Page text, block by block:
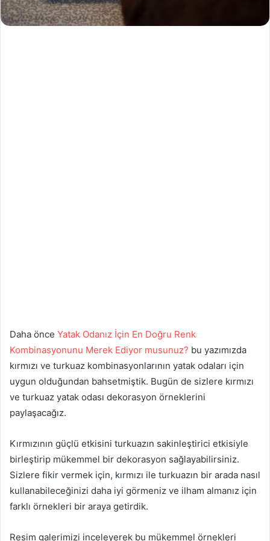
Daha önce Yatak Odanız İçin En Doğru Renk
Kombinasyonunu Merek Ediyor musunuz? bu yazımızda
kırmızı ve turkuaz kombinasyonlarının yatak odaları için
uygun olduğundan bahsetmiştik. Bugün de sizlere kırmızı
ve turkuaz yatak odası dekorasyon örneklerini
paylaşacağız.
Kırmızının güçlü etkisini turkuazın sakinleştirici etkisiyle
birleştirip mükemmel bir dekorasyon sağlayabilirsiniz.
Sizlere fikir vermek için, kırmızı ile turkuazın bir arada nasıl
kullanabileceğinizi daha iyi görmeniz ve ilham almanız için
farklı örnekleri bir araya getirdik.
Resim galerimizi inceleyerek bu mükemmel örnekleri